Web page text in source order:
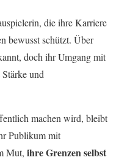
die ihre Karriere
bewusst schützt. Über
doch ihr Umgang mit
und
machen wird, bleibt
Publikum mit
Mut, ihre Grenzen selbst